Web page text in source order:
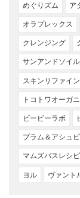
めぐりズム ア
オラプレックス
クレンジング
サンアンドソイル
スキンリファイン
トコトワオーガ
ビービーラボ
プラム＆アシュ
マムズバスレシピ
ヨル ヴァント